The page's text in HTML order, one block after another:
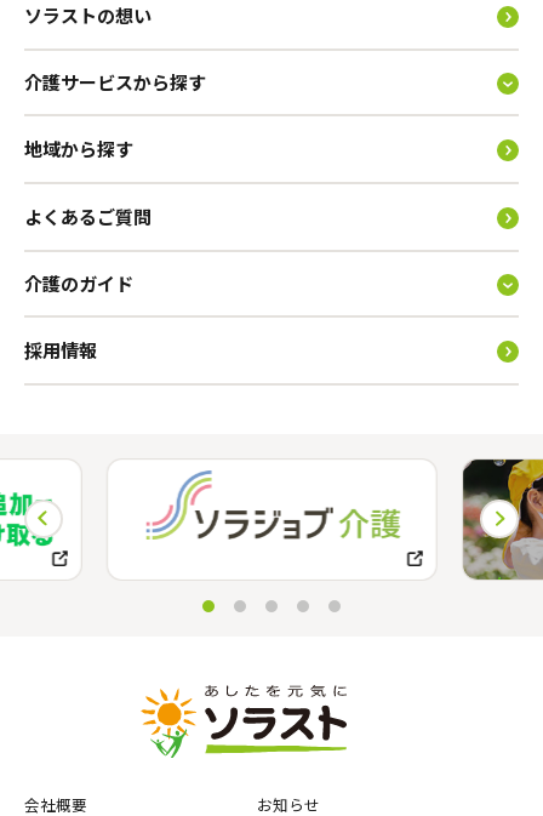
ソラストの想い
介護サービスから探す
地域から探す
よくあるご質問
介護のガイド
採用情報
会社概要 お知らせ